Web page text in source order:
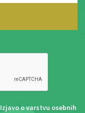
Izjavo o varstvu osebnih